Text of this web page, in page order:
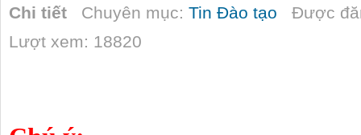
Chi tiết Chuyên mục: Tin Đào tạo Được
Lượt xem: 18820